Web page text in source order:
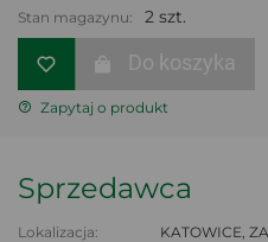
Stan magazynu: 2 szt.
Do koszyka
Zapytaj o produkt
Sprzedawca
Lokalizacja:
KATOWICE,